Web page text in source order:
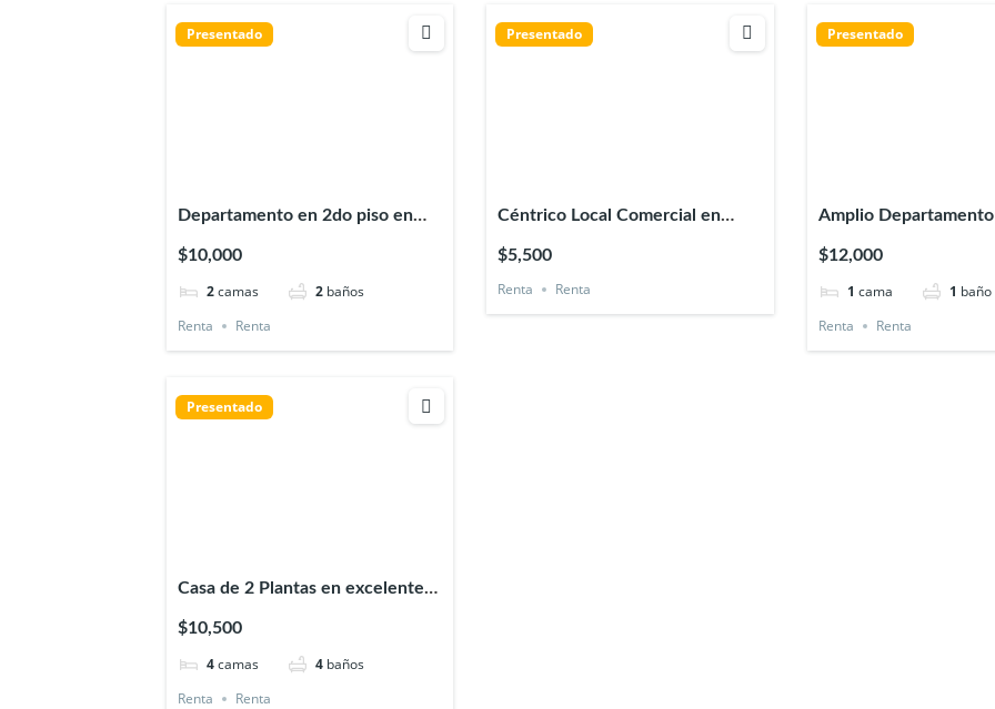
Presentado
Departamento en 2do piso en
Veracruz, excelente distribución
y ubicación
$10,000
2camas 2 baños
Renta
Renta
Presentado
Céntrico Local Comercial en
$5,500
Renta Renta
Presentado
Amplio
Centro Xalapa
$12,000
1 cama 1 baño
Renta
Renta
Presentado
Casa de 2 Plantas en excelentes
condiciones San Pedro Cholula
$10,500
4camas 4 baños
Renta
Renta